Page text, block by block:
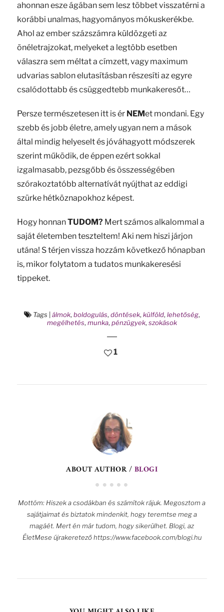
ahonnan esze ágában sem lesz többet visszatérni a
korábbi unalmas, hagyományos mókuskerékbe.
Ahol az ember százszámra küldözgeti az
önéletrajzokat, melyeket a legtöbb esetben
válaszra sem méltat a címzett, vagy maximum
udvarias sablon elutasításban részesíti az egyre
csalódottabb és csüggedtebb munkakeresőt…
Persze természetesen itt is ér NEMet mondani. Egy
szebb és jobb életre, amely ugyan nem a mások
által mindig helyeselt és jóváhagyott módszerek
szerint működik, de éppen ezért sokkal
izgalmasabb, pezsgőbb és összességében
szórakoztatóbb alternatívát nyújthat az eddigi
szürke hétköznapokhoz képest.
Hogy honnanTUDOM? Mert számos alkalommal a
saját életemben teszteltem! Aki nem hiszi járjon
utána! S térjen vissza hozzám következő hónapban
is, mikor folytatom a tudatos munkakeresési
tippeket.
Tags álmok, boldogulás, döntések, külföld, lehetőség,
megélhetés, munka, pénzügyek, szokások
1
ABOUT AUTHOR /BLOGI
Mottóm: Hiszek a csodákban és számítok rájuk. Megosztom a
sajátjaimat és biztatok mindenkit, hogy teremtse meg a
magáét. Mert én már tudom, hogy sikerülhet. Blogi, az
ÉletMese újrakeretező https://www.facebook.com/blogi.hu